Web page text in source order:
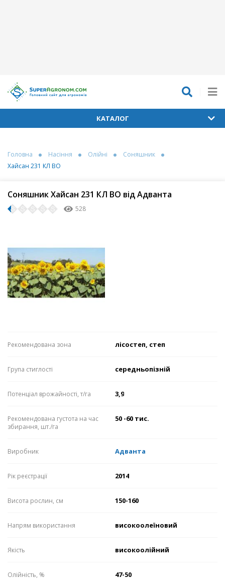
КАТАЛОГ
Головна Насіння Олійні
Соняшник
Хайсан 231 КЛ ВО
Соняшник Хайсан 231 КЛ ВО від Адванта
528
Рекомендована зона лісостеп, степ
Група стиглості середньопізній
Потенціал врожайності, т/га 3,9
Рекомендована густота на час
збирання, шт./га
50 -60 тис.
Виробник Адванта
Рік реєстрації 2014
Висота рослин, см 150-160
Напрям використання високоолеїновий
Якість високоолійний
Олійність, % 47-50